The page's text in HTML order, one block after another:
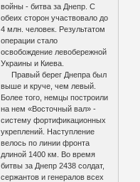
войны - битва за Днепр. С
обеих сторон участвовало до
4 млн. человек. Результатом
операции стало
освобождение левобережной
Украины и Киева.
Правый берег Днепра был
выше и круче, чем левый.
Более того, немцы построили
на нем «Восточный вал» -
систему фортификационных
укреплений. Наступление
велось по линии фронта
длиной 1400 км. Во время
битвы за Днепр 2438 солдат,
сержантов и генералов всех